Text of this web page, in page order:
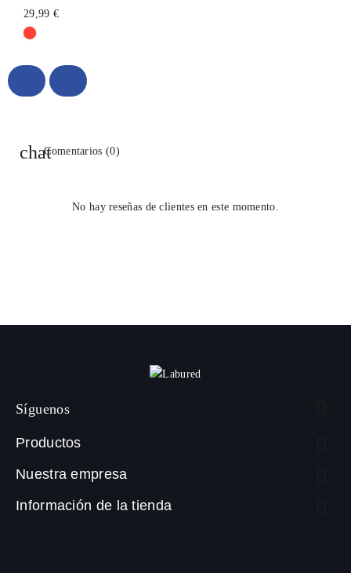
29,99 €
Comentarios (0)
No hay reseñas de clientes en este momento.
Síguenos
Productos
Nuestra empresa
Información de la tienda